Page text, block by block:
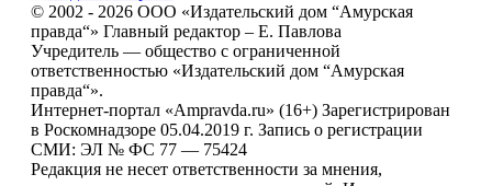
© 2002 - 2026 ООО «Издательский дом “Амурская
правда“» Главный редактор – Е. Павлова
Учредитель — общество с ограниченной
ответственностью «Издательский дом “Амурская
правда“».
Интернет-портал «Ampravda.ru» (16+) Зарегистрирован
в Роскомнадзоре 05.04.2019 г. Запись о регистрации
СМИ: ЭЛ № ФС 77 — 75424
Редакция не несет ответственности за мнения,